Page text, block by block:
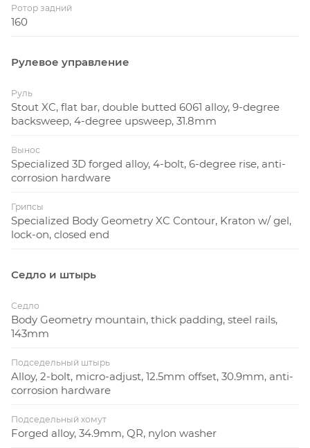
Ротор задний
160
Рулевое управление
Руль
Stout XC, flat bar, double butted 6061 alloy, 9-degree
backsweep, 4-degree upsweep, 31.8mm
Вынос
Specialized 3D forged alloy, 4-bolt, 6-degree rise, anti-
corrosion hardware
Грипсы
Specialized Body Geometry XC Contour, Kraton w/ gel,
lock-on, closed end
Седло и штырь
Седло
Body Geometry mountain, thick padding, steel rails,
143mm
Подседельный штырь
Alloy, 2-bolt, micro-adjust, 12.5mm offset, 30.9mm, anti-
corrosion hardware
Подседельный хомут
Forged alloy, 34.9mm, QR, nylon washer